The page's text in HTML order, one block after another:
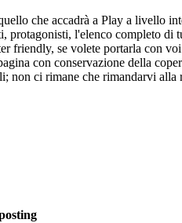
che accadrà a Play a livello
protagonisti, l'elenco completo di
friendly, se volete portarla con
con conservazione della
non ci rimane che rimandarvi